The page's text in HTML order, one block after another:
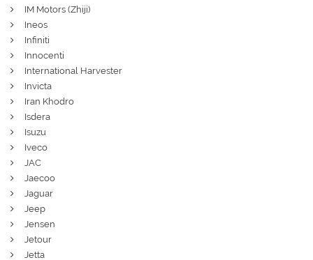
IM Motors (Zhiji)
Ineos
Infiniti
Innocenti
International Harvester
Invicta
Iran Khodro
Isdera
Isuzu
Iveco
JAC
Jaecoo
Jaguar
Jeep
Jensen
Jetour
Jetta